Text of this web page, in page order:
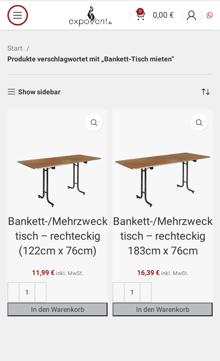
0 0,00 €
Start
Produkte verschlagwortet mit „Bankett-Tisch mieten“
Show sidebar
Bankett-/Mehrzweck
tisch – rechteckig
(122cm x 76cm)
11,99€ inkl. MwSt.
In den Warenkorb
Bankett-/Mehrzweck
tisch – rechteckig
183cm x 76cm
16,39€ inkl. MwSt.
In den Warenkorb